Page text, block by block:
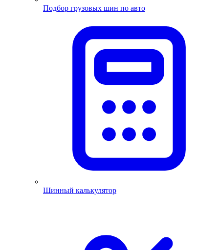
Подбор грузовых шин по авто
Шинный калькулятор